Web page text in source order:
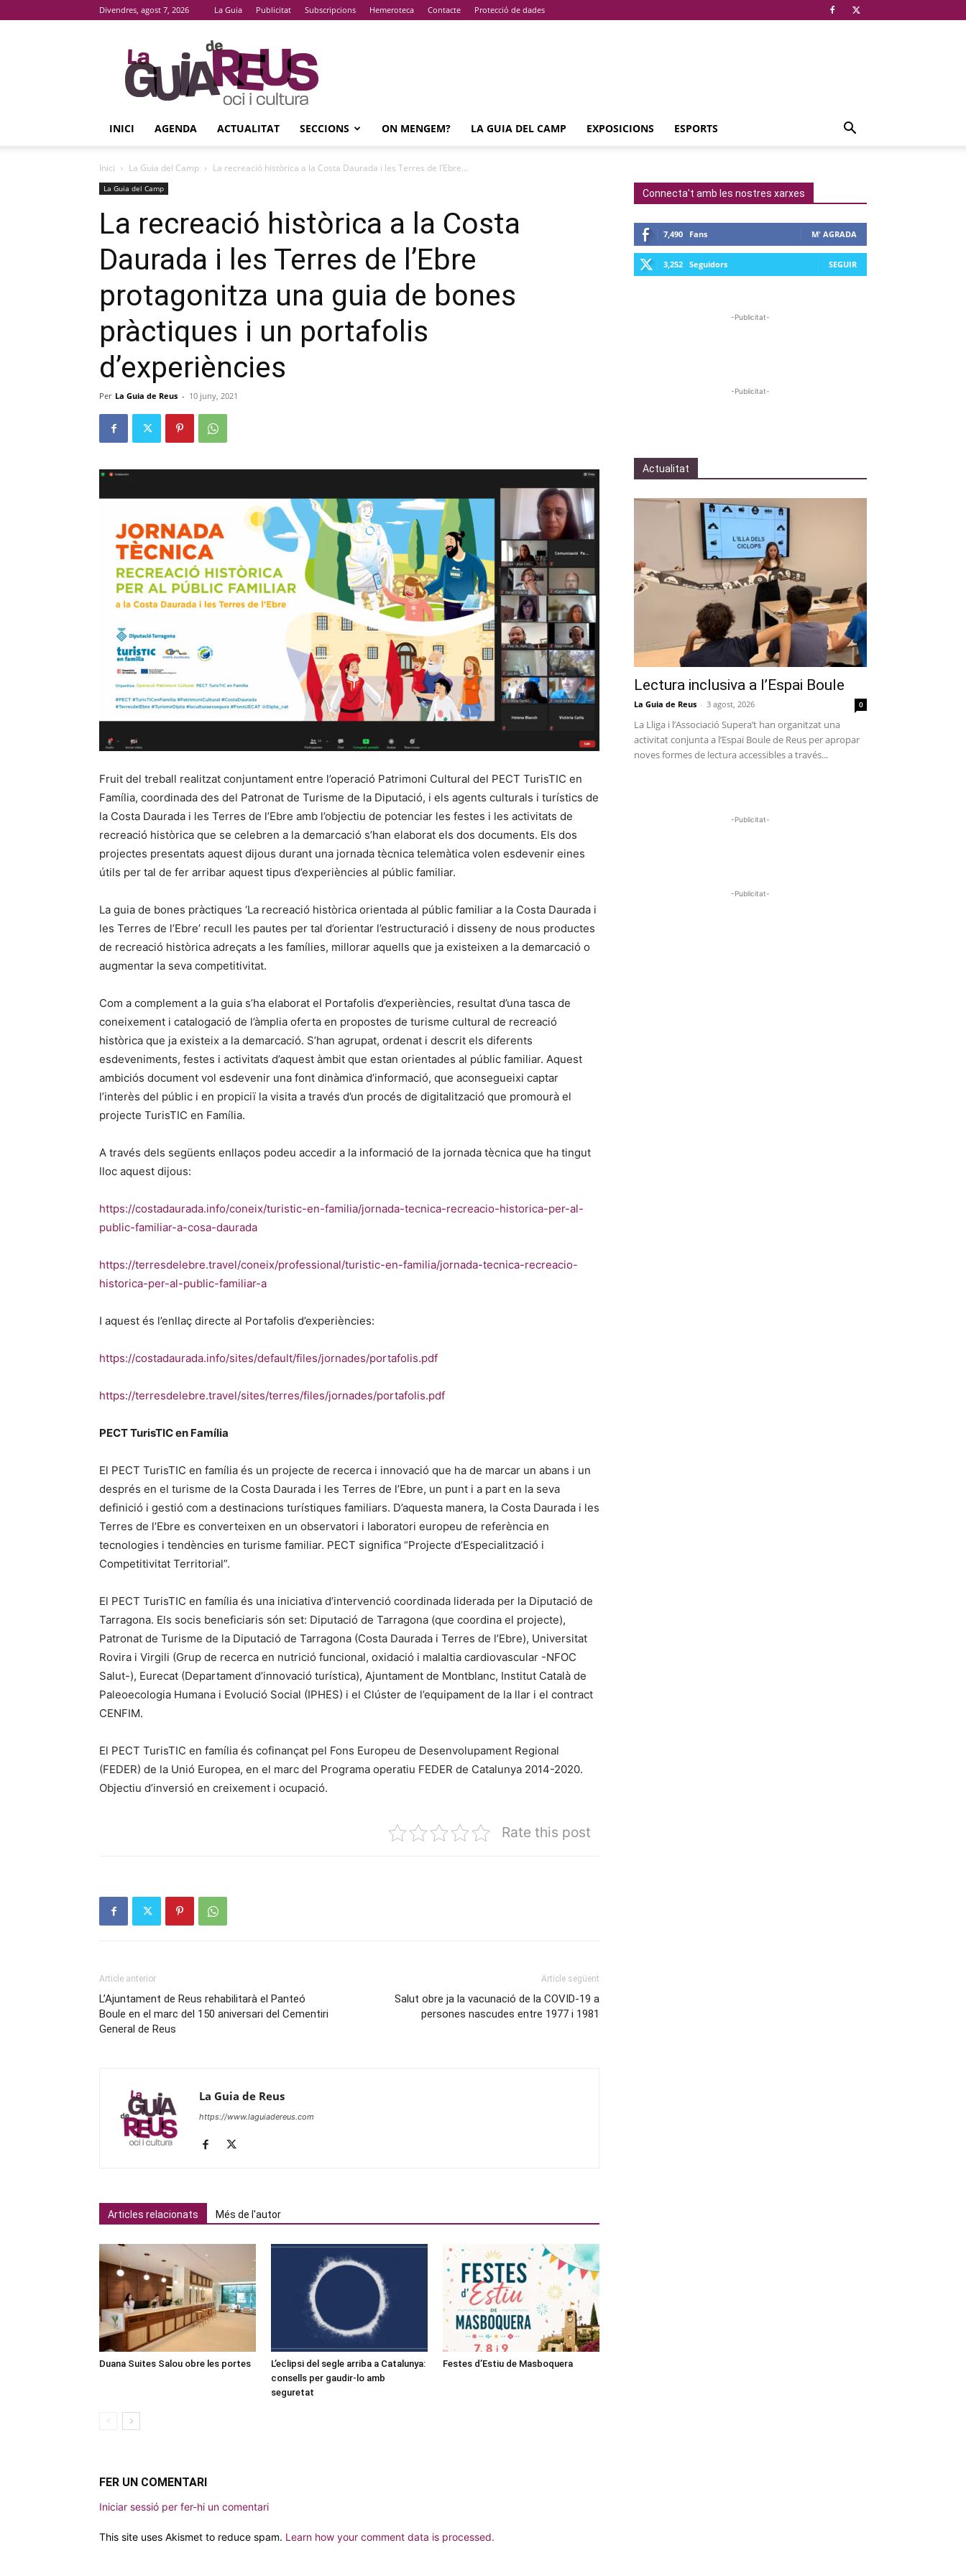
Divendres, agost 7, 2026 La Guia Publicitat Subscripcions Hemeroteca Contacte Protecció de dades
La
Guia
De
Reus
INICI AGENDA ACTUALITAT SECCIONS ON MENGEM? LA GUIA DEL CAMP EXPOSICIONS ESPORTS
Inici La Guia del Camp La recreació històrica a la Costa Daurada i les Terres de l’Ebre...
La Guia del Camp
La recreació històrica a la Costa
Daurada i les Terres de l’Ebre
protagonitza una guia de bones
pràctiques i un portafolis
d’experiències
Per La Guia de Reus - 10 juny, 2021
Fruit del treball realitzat conjuntament entre l’operació Patrimoni Cultural del PECT TurisTIC en
Família, coordinada des del Patronat de Turisme de la Diputació, i els agents culturals i turístics de
la Costa Daurada i les Terres de l’Ebre amb l’objectiu de potenciar les festes i les activitats de
recreació històrica que se celebren a la demarcació s’han elaborat els dos documents. Els dos
projectes presentats aquest dijous durant una jornada tècnica telemàtica volen esdevenir eines
útils per tal de fer arribar aquest tipus d’experiències al públic familiar.
La guia de bones pràctiques ‘La recreació històrica orientada al públic familiar a la Costa Daurada i
les Terres de l’Ebre’ recull les pautes per tal d’orientar l’estructuració i disseny de nous productes
de recreació històrica adreçats a les famílies, millorar aquells que ja existeixen a la demarcació o
augmentar la seva competitivitat.
Com a complement a la guia s’ha elaborat el Portafolis d’experiències, resultat d’una tasca de
coneixement i catalogació de l’àmplia oferta en propostes de turisme cultural de recreació
històrica que ja existeix a la demarcació. S’han agrupat, ordenat i descrit els diferents
esdeveniments, festes i activitats d’aquest àmbit que estan orientades al públic familiar. Aquest
ambiciós document vol esdevenir una font dinàmica d’informació, que aconsegueixi captar
l’interès del públic i en propiciï la visita a través d’un procés de digitalització que promourà el
projecte TurisTIC en Família.
A través dels següents enllaços podeu accedir a la informació de la jornada tècnica que ha tingut
lloc aquest dijous:
https://costadaurada.info/coneix/turistic-en-familia/jornada-tecnica-recreacio-historica-per-al-
public-familiar-a-cosa-daurada
https://terresdelebre.travel/coneix/professional/turistic-en-familia/jornada-tecnica-recreacio-
historica-per-al-public-familiar-a
I aquest és l’enllaç directe al Portafolis d’experiències:
https://costadaurada.info/sites/default/files/jornades/portafolis.pdf
https://terresdelebre.travel/sites/terres/files/jornades/portafolis.pdf
PECT TurisTIC en Família
El PECT TurisTIC en família és un projecte de recerca i innovació que ha de marcar un abans i un
després en el turisme de la Costa Daurada i les Terres de l’Ebre, un punt i a part en la seva
definició i gestió com a destinacions turístiques familiars. D’aquesta manera, la Costa Daurada i les
Terres de l’Ebre es converteixen en un observatori i laboratori europeu de referència en
tecnologies i tendències en turisme familiar. PECT significa “Projecte d’Especialització i
Competitivitat Territorial”.
El PECT TurisTIC en família és una iniciativa d’intervenció coordinada liderada per la Diputació de
Tarragona. Els socis beneficiaris són set: Diputació de Tarragona (que coordina el projecte),
Patronat de Turisme de la Diputació de Tarragona (Costa Daurada i Terres de l’Ebre), Universitat
Rovira i Virgili (Grup de recerca en nutrició funcional, oxidació i malaltia cardiovascular -NFOC
Salut-), Eurecat (Departament d’innovació turística), Ajuntament de Montblanc, Institut Català de
Paleoecologia Humana i Evolució Social (IPHES) i el Clúster de l’equipament de la llar i el contract
CENFIM.
El PECT TurisTIC en família és cofinançat pel Fons Europeu de Desenvolupament Regional
(FEDER) de la Unió Europea, en el marc del Programa operatiu FEDER de Catalunya 2014-2020.
Objectiu d’inversió en creixement i ocupació.
Rate this post
Article anterior
L’Ajuntament de Reus rehabilitarà el Panteó
Boule en el marc del 150 aniversari del Cementiri
General de Reus
Article següent
Salut obre ja la vacunació de la COVID-19 a
persones nascudes entre 1977 i 1981
La Guia de Reus
https://www.laguiadereus.com
Articles relacionats Més de l'autor
Duana Suites Salou obre les portes
L’eclipsi del segle arriba a Catalunya:
consells per gaudir-lo amb
seguretat
Festes d’Estiu de Masboquera
FER UN COMENTARI
Iniciar sessió per fer-hi un comentari
This site uses Akismet to reduce spam. Learn how your comment data is processed.
Connecta't amb les nostres xarxes
7,490 Fans M' AGRADA
3,252 Seguidors SEGUIR
-Publicitat-
-Publicitat-
Actualitat
Lectura inclusiva a l’Espai Boule
La Guia de Reus - 3 agost, 2026 0
La Lliga i l’Associació Supera’t han organitzat una
activitat conjunta a l’Espai Boule de Reus per apropar
noves formes de lectura accessibles a través...
-Publicitat-
-Publicitat-